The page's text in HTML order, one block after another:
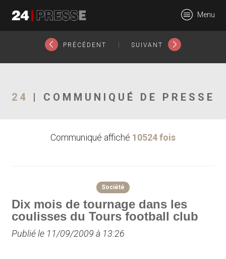
24Presse -
Communiqués de
Menu
PRÉCÉDENT SUIVANT
24 | COMMUNIQUÉ DE PRESSE
Communiqué affiché 10524 fois
Société
Dix mois de tournage dans les
coulisses du Tours football club
Publié le 11/09/2009 à 13:26